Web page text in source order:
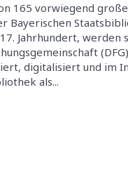
165 vorwiegend
Bayerischen
Jahrhundert, werden
digitalisiert und im
als...